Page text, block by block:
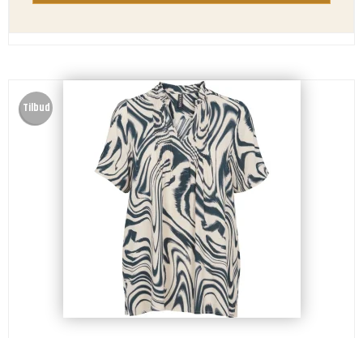
Tilbud